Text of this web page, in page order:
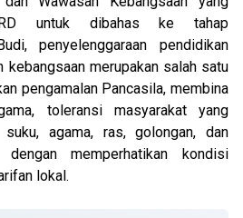
untuk dibahas ke tahap
penyelenggaraan pendidikan
kebangsaan merupakan salah satu
pengamalan Pancasila, membina
toleransi masyarakat yang
agama, ras, golongan, dan
dengan memperhatikan kondisi
lokal.